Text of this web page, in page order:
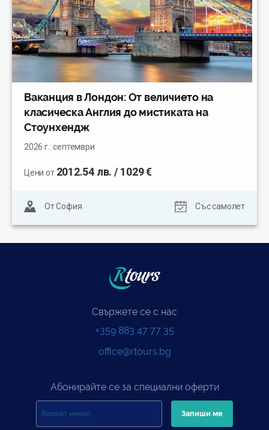
Ваканция в Лондон: От величието на
класическа Англия до мистиката на
Стоунхендж
2026 г.: септември
Цени от 2012.54 лв. / 1029 €
От София Със самолет
Свържете се с нас
+359 883 47 77 35
office@rtours.bg
Абонирайте се за специални оферти